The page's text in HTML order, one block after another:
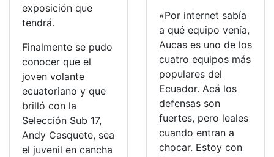
exposición que
tendrá.
Finalmente se pudo
conocer que el
joven volante
ecuatoriano y que
brilló con la
Selección Sub 17,
Andy Casquete, sea
el juvenil en cancha
«Por internet sabía
a qué equipo venía,
Aucas es uno de los
cuatro equipos más
populares del
Ecuador. Acá los
defensas son
fuertes, pero leales
cuando entran a
chocar. Estoy con